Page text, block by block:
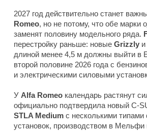
2027 год действительно станет
Romeo, но не потому, что обе марки
заменят половину модельного ряда.
перестройку раньше: новые Grizzly и
длиной менее 4,5 м должны выйти в
второй половине 2026 года с
и электрическими силовыми
У Alfa Romeo календарь растянут
официально подтвердила новый C-
STLA Medium с несколькими типами
установок, производством в Мельфи